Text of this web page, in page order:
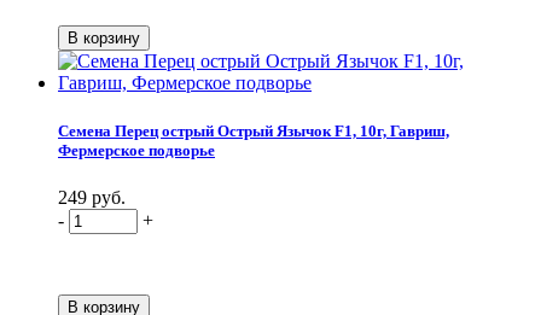
Семена Перец острый Острый Язычок F1, 10г, Гавриш,
Фермерское подворье
249 руб.
-
+